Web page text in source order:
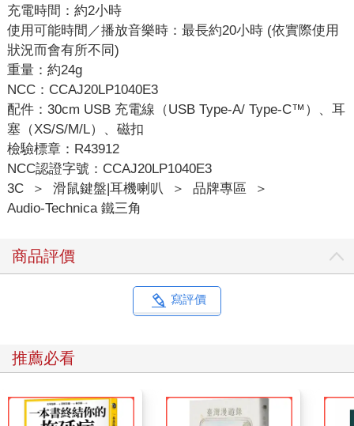
充電時間：約2小時
使用可能時間／播放音樂時：最長約20小時 (依實際使用
狀況而會有所不同)
重量：約24g
NCC：CCAJ20LP1040E3
配件：30cm USB 充電線（USB Type-A/ Type-C™）、耳
塞（XS/S/M/L）、磁扣
檢驗標章：R43912
NCC認證字號：CCAJ20LP1040E3
3C
＞ 滑鼠鍵盤|耳機喇叭 ＞ 品牌專區
＞
Audio-Technica 鐵三角
商品評價
寫評價
推薦必看